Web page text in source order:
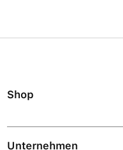
Shop
Unternehmen